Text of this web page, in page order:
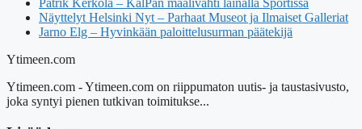
Patrik Kerkola – KalPan maalivahti lainalla Sportissa
Näyttelyt Helsinki Nyt – Parhaat Museot ja Ilmaiset Galleriat
Jarno Elg – Hyvinkään paloittelusurman päätekijä
Ytimeen.com
Ytimeen.com - Ytimeen.com on riippumaton uutis- ja taustasivusto,
joka syntyi pienen tutkivan toimitukse...